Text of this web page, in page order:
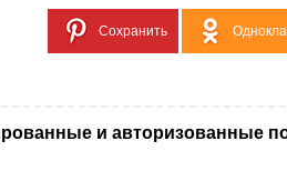
Сохранить
и авторизованные